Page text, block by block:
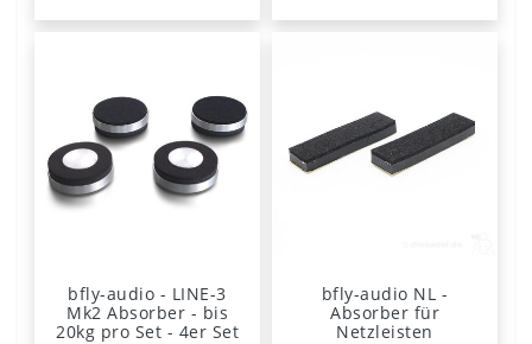
bfly-audio - LINE-3
Mk2 Absorber - bis
20kg pro Set - 4er Set
bfly-audio NL -
Absorber für
Netzleisten